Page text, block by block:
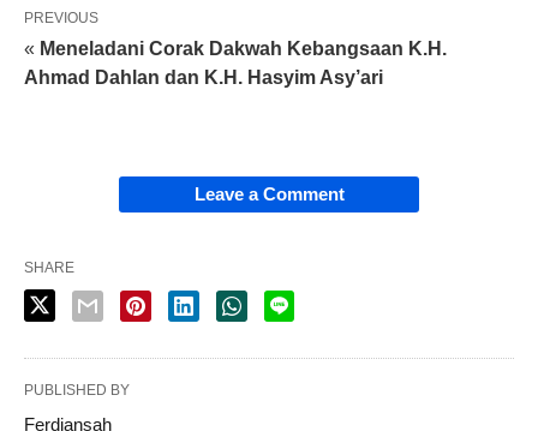
PREVIOUS
« Meneladani Corak Dakwah Kebangsaan K.H.
Ahmad Dahlan dan K.H. Hasyim Asy’ari
Leave a Comment
SHARE
PUBLISHED BY
Ferdiansah